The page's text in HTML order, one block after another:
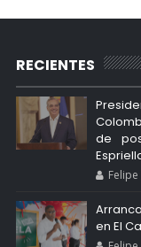
RECIENTES
de
en El